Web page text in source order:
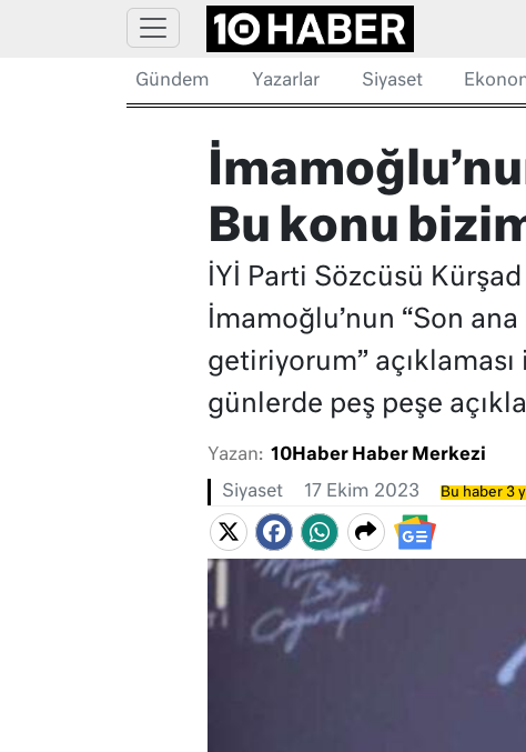
Gündem Yazarlar Siyaset
Bu konu
İYİ Parti Sözcüsü
İmamoğlu’nun “Son
getiriyorum”
günlerde peş peşe
Yazan: 10Haber Haber Merkezi
Siyaset 17 Ekim 2023 Bu haber 3